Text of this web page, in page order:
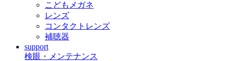
こどもメガネ
レンズ
コンタクトレンズ
補聴器
support
検眼・メンテナンス